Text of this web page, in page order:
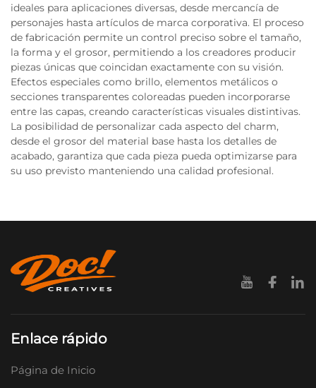
ideales para aplicaciones diversas, desde mercancía de
personajes hasta artículos de marca corporativa. El proceso
de fabricación permite un control preciso sobre el tamaño,
la forma y el grosor, permitiendo a los creadores producir
piezas únicas que coincidan exactamente con su visión.
Efectos especiales como brillo, elementos metálicos o
secciones transparentes coloreadas pueden incorporarse
entre las capas, creando características visuales distintivas.
La posibilidad de personalizar cada aspecto del charm,
desde el grosor del material base hasta los detalles de
acabado, garantiza que cada pieza pueda optimizarse para
su uso previsto manteniendo una calidad profesional.
Enlace rápido
Página de Inicio